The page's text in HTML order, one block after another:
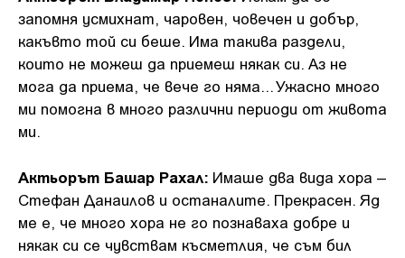
запомня усмихнат, чаровен, човечен и добър,
какъвто той си беше. Има такива раздели,
които не можеш да приемеш някак си. Аз не
мога да приема, че вече го няма... Ужасно много
ми помогна в много различни периоди от живота
ми.
Актьорът Башар Рахал: Имаше два вида хора –
Стефан Данаилов и останалите. Прекрасен. Яд
ме е, че много хора не го познаваха добре и
някак си се чувствам късметлия, че съм бил